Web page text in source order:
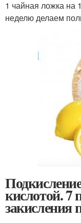
1 чайная ложка на
неделю делаем
кислотой. 7
закисления